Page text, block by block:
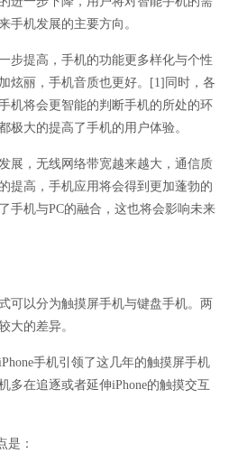
手机发展的主要方向。
步提高，手机的功能更多样化与个性
炫丽，手机音质也更好。
[1] 同时，各
机将会更智能的判断手机的所处的环
极大的提高了手机的用户体验。
展，无线网络带宽越来越大，通信质
提高，手机应用将会得到更加蓬勃的
手机与PC的融合，这也将会影响未来
可以分为触摸屏手机与键盘手机。两
大的差异。
手机引领了这几年的触摸屏手机
多在追逐或者延伸iPhone的触摸交互
是：